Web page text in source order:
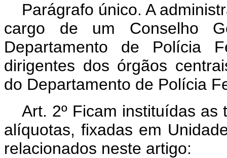
Parágrafo único. A
cargo de um Conselho
Departamento de Polícia
dirigentes dos órgãos
do Departamento de Polícia
Art. 2º Ficam instituídas
alíquotas, fixadas em
relacionados neste artigo: